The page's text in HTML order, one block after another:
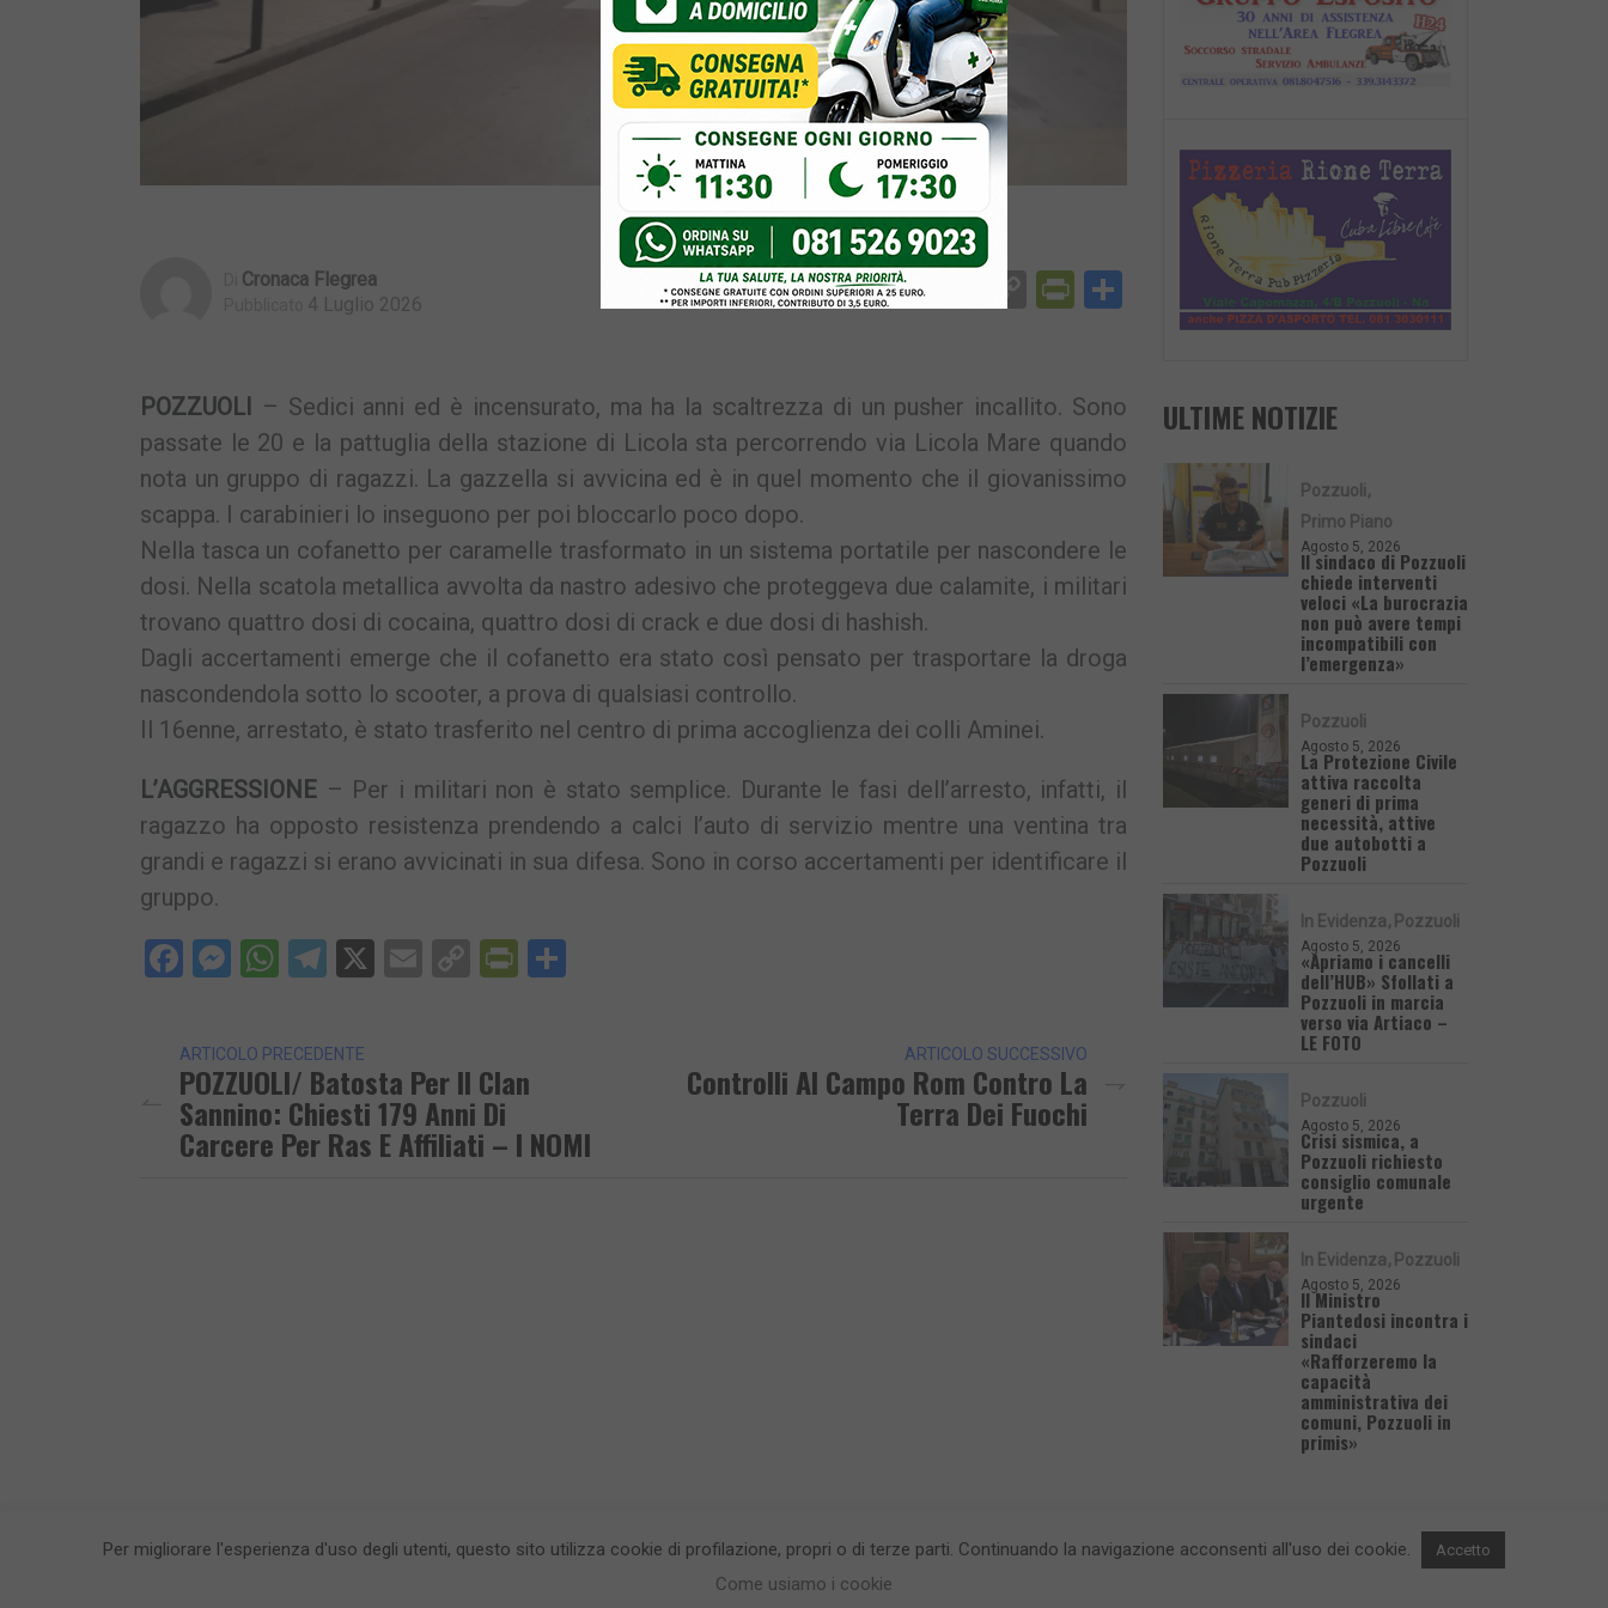
Cronaca Flegrea
4 Luglio 2026 Facebook
Messenger
WhatsApp
TelegramEmailCopyPrintFriendly
Condividi
POZZUOLI
– Sedici anni ed è incensurato, ma ha la scaltrezza di un pusher incallito. Sono
passate le 20 e la pattuglia della stazione di Licola sta percorrendo via Licola Mare quando
nota un gruppo di ragazzi. La gazzella si avvicina ed è in quel momento che il giovanissimo
scappa. I carabinieri lo inseguono per poi bloccarlo poco dopo.
Nella tasca un cofanetto per caramelle trasformato in un sistema portatile per nascondere le
dosi. Nella scatola metallica avvolta da nastro adesivo che proteggeva due calamite, i militari
trovano quattro dosi di cocaina, quattro dosi di crack e due dosi di hashish.
Dagli accertamenti emerge che il cofanetto era stato così pensato per trasportare la droga
nascondendola sotto lo scooter, a prova di qualsiasi controllo.
Il 16enne, arrestato, è stato trasferito nel centro di prima accoglienza dei colli Aminei.
L’AGGRESSIONE – Per i militari non è stato semplice. Durante le fasi dell’arresto, infatti, il
ragazzo ha opposto resistenza prendendo a calci l’auto di servizio mentre una ventina tra
grandi e ragazzi si erano avvicinati in sua difesa. Sono in corso accertamenti per identificare il
gruppo.
Facebook
Messenger
WhatsApp
Telegram
X EmailCopyPrintFriendly
ARTICOLO PRECEDENTE
POZZUOLI/ Batosta Per Il Clan
Sannino: Chiesti 179 Anni Di
Carcere Per Ras E Affiliati – I NOMI
ARTICOLO SUCCESSIVO
Controlli Al Campo Rom Contro La
Terra Dei Fuochi
ULTIME NOTIZIE
Pozzuoli
Primo Piano
Agosto 5, 2026
Il sindaco di Pozzuoli
chiede interventi
veloci «La burocrazia
non può avere tempi
incompatibili con
l’emergenza»
Pozzuoli
Agosto 5, 2026
La Protezione Civile
attiva raccolta
generi di prima
necessità, attive
due autobotti a
Pozzuoli
In Evidenza Pozzuoli
Agosto 5, 2026
«Apriamo i cancelli
dell’HUB» Sfollati a
Pozzuoli in marcia
verso via Artiaco –
LE FOTO
Pozzuoli
Agosto 5, 2026
Crisi sismica, a
Pozzuoli richiesto
consiglio comunale
urgente
In Evidenza Pozzuoli
Agosto 5, 2026
Il Ministro
Piantedosi incontra i
sindaci
«Rafforzeremo la
capacità
amministrativa dei
comuni, Pozzuoli in
primis»
CronacaFlegrea testata giornalistica - aut. Tribunale di Napoli n. 34 del 23/05/2012.
Per migliorare l'esperienza d'uso degli utenti, questo sito utilizza cookie di profilazione, propri o di terze parti. Continuando la navigazione acconsenti all'uso dei cookie. Accetto
Come usiamo i cookie